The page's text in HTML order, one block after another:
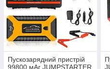
Пускозарядний пристрій
99800 мАг JUMPSTARTER